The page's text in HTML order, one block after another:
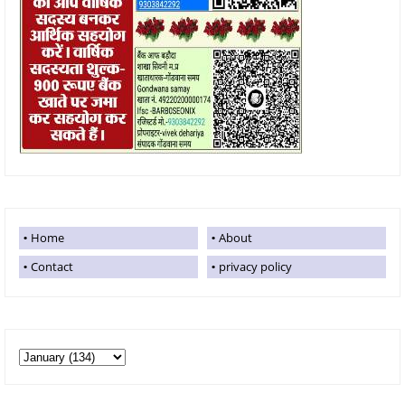
Home
About
Contact
privacy policy